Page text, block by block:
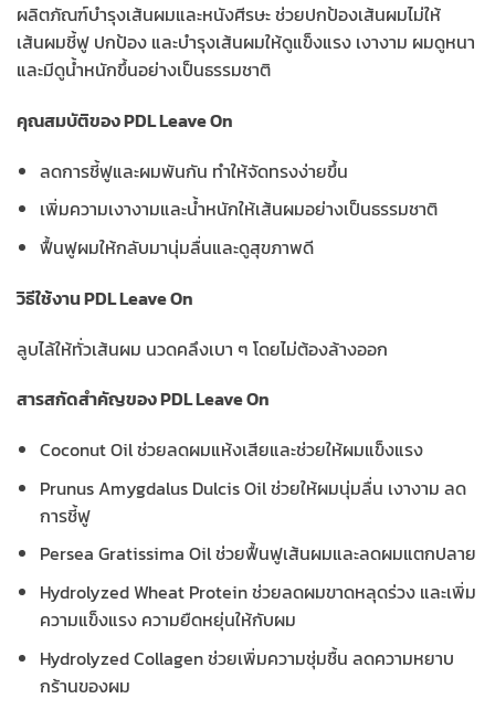
ผลิตภัณฑ์บำรุงเส้นผมและหนังศีรษะ ช่วยปกป้องเส้นผมไม่ให้
เส้นผมชี้ฟู ปกป้อง และบำรุงเส้นผมให้ดูแข็งแรง เงางาม ผมดูหนา
และมีดูน้ำหนักขึ้นอย่างเป็นธรรมชาติ
คุณสมบัติของ PDL Leave On
ลดการชี้ฟูและผมพันกัน ทำให้จัดทรงง่ายขึ้น
เพิ่มความเงางามและน้ำหนักให้เส้นผมอย่างเป็นธรรมชาติ
ฟื้นฟูผมให้กลับมานุ่มลื่นและดูสุขภาพดี
วิธีใช้งาน PDL Leave On
ลูบไล้ให้ทั่วเส้นผม นวดคลึงเบา ๆ โดยไม่ต้องล้างออก
สารสกัดสำคัญของ PDL Leave On
Coconut Oil ช่วยลดผมแห้งเสียและช่วยให้ผมแข็งแรง
Prunus Amygdalus Dulcis Oil ช่วยให้ผมนุ่มลื่น เงางาม ลด
การชี้ฟู
Persea Gratissima Oil ช่วยฟื้นฟูเส้นผมและลดผมแตกปลาย
Hydrolyzed Wheat Protein ช่วยลดผมขาดหลุดร่วง และเพิ่ม
ความแข็งแรง ความยืดหยุ่นให้กับผม
Hydrolyzed Collagen ช่วยเพิ่มความชุ่มชื้น ลดความหยาบ
กร้านของผม